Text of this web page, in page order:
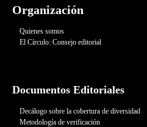
Organización
Quienes somos
El Círculo: Consejo editorial
Documentos Editoriales
Decálogo sobre la cobertura de diversidad
Metodología de verificación